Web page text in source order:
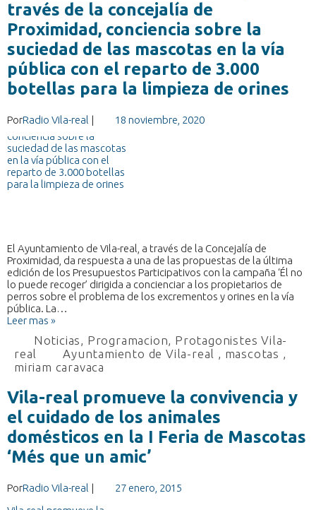
través de la concejalía de
Proximidad, conciencia sobre la
suciedad de las mascotas en la vía
pública con el reparto de 3.000
botellas para la limpieza de orines
PorRadio Vila-real | 18 noviembre, 2020
El Ayuntamiento de Vila-real, a través de la Concejalía de
Proximidad, da respuesta a una de las propuestas de la última
edición de los Presupuestos Participativos con la campaña ‘Él no
lo puede recoger’ dirigida a concienciar a los propietarios de
perros sobre el problema de los excrementos y orines en la vía
pública. La…
Leer mas »
Noticias, Programacion, Protagonistes Vila-
real
Ayuntamiento de Vila-real , mascotas ,
miriam caravaca
Vila-real promueve la convivencia y
el cuidado de los animales
domésticos en la I Feria de Mascotas
‘Més que un amic’
PorRadio Vila-real | 27 enero, 2015